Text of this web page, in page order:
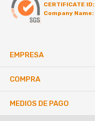
CERTIFICATE ID:
Company Name:
EMPRESA
COMPRA
MEDIOS DE PAGO